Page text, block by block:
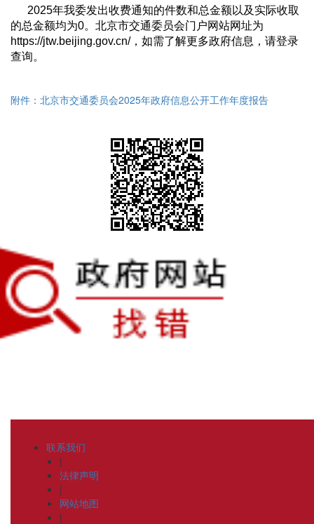
2025年我委发出收费通知的件数和总金额以及实际收取
的总金额均为0。北京市交通委员会门户网站网址为
https://jtw.beijing.gov.cn/，如需了解更多政府信息，请登录
查询。
附件：北京市交通委员会2025年政府信息公开工作年度报告
联系我们
|
法律声明
|
网站地图
|